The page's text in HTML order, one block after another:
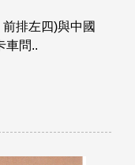
排左四)與中國
車問..